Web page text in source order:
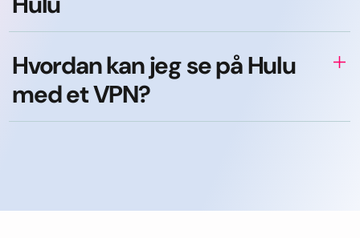
Hvordan kan jeg se på Hulu
med et VPN?